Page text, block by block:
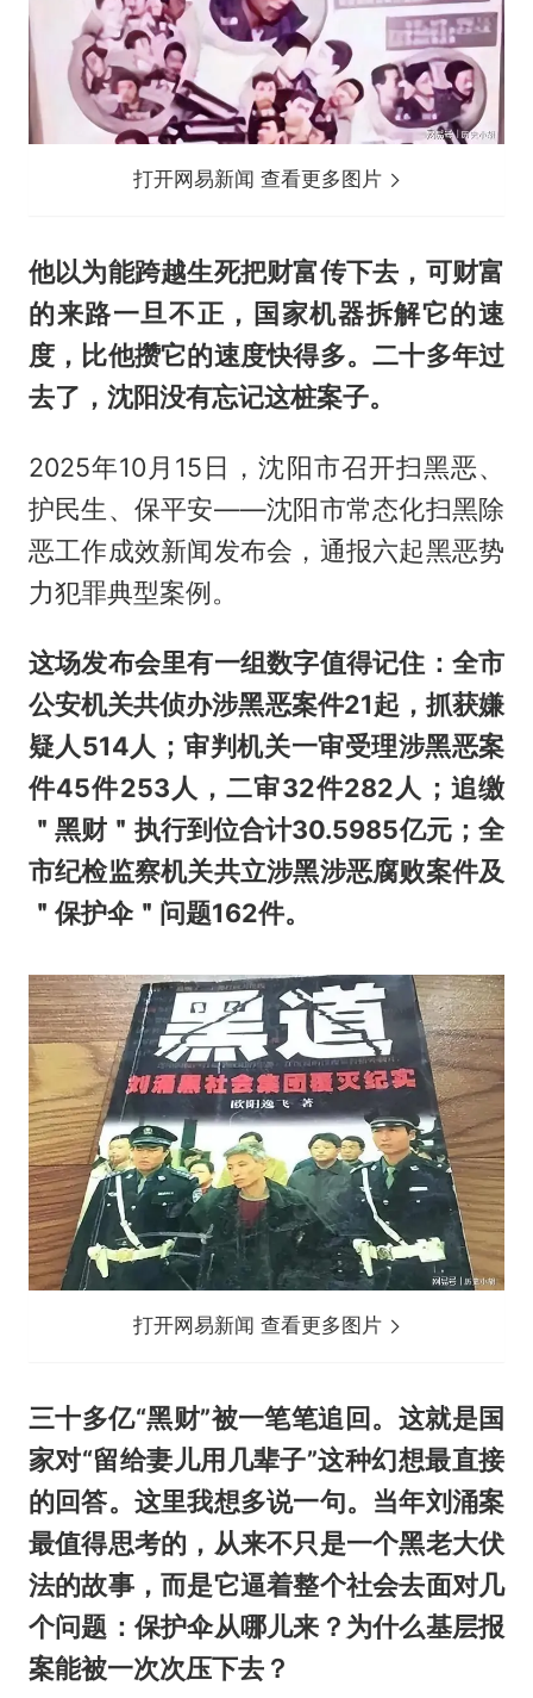
打开网易新闻 查看更多图片
他以为能跨越生死把财富传下去，可财富
的来路一旦不正，国家机器拆解它的速
度，比他攒它的速度快得多。二十多年过
去了，沈阳没有忘记这桩案子。
2025年10月15日，沈阳市召开扫黑恶、
护民生、保平安——沈阳市常态化扫黑除
恶工作成效新闻发布会，通报六起黑恶势
力犯罪典型案例。
这场发布会里有一组数字值得记住：全市
公安机关共侦办涉黑恶案件21起，抓获嫌
疑人514人；审判机关一审受理涉黑恶案
件45件253人，二审32件282人；追缴
＂黑财＂执行到位合计30.5985亿元；全
市纪检监察机关共立涉黑涉恶腐败案件及
＂保护伞＂问题162件。
打开网易新闻 查看更多图片
三十多亿“黑财”被一笔笔追回。这就是国
家对“留给妻儿用几辈子”这种幻想最直接
的回答。这里我想多说一句。当年刘涌案
最值得思考的，从来不只是一个黑老大伏
法的故事，而是它逼着整个社会去面对几
个问题：保护伞从哪儿来？为什么基层报
案能被一次次压下去？